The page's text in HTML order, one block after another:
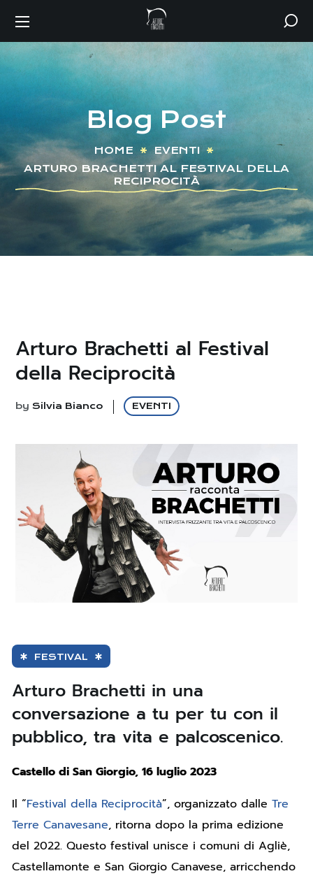
Blog Post
HOME
EVENTI
ARTURO BRACHETTI AL FESTIVAL DELLA
RECIPROCITÀ
Arturo Brachetti al Festival
della Reciprocità
bySilvia Bianco EVENTI
FESTIVAL
Arturo Brachetti in una
conversazione a tu per tu con il
pubblico, tra vita e palcoscenico.
Castello di San Giorgio, 16 luglio 2023
Il “Festival della Reciprocità”, organizzato dalleTre
Terre Canavesane, ritorna dopo la prima edizione
del 2022. Questo festival unisce i comuni di Agliè,
Castellamonte e San Giorgio Canavese, arricchendo